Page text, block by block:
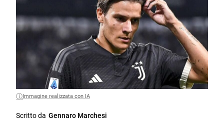
Immagine realizzata con IA
Scritto da Gennaro Marchesi